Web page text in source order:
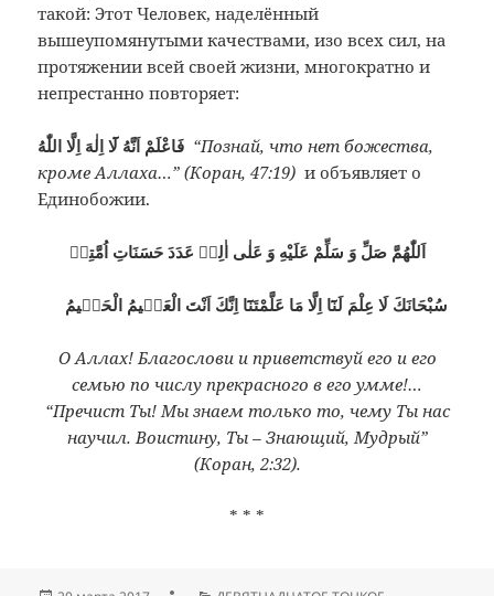
такой: Этот Человек, наделённый
вышеупомянутыми качествами, изо всех сил, на
протяжении всей своей жизни, многократно и
непрестанно повторяет:
فَاعْلَمْ اَنَّهُ لَٓا اِلٰهَ اِلَّا اللّٰهُ “Познай, что нет божества,
кроме Аллаха…” (Коран, 47:19) и объявляет о
Единобожии.
اَللّٰهُمَّ صَلِّ وَ سَلِّمْ عَلَيْهِ وَ عَلٰى اٰلِهٖ عَدَدَ حَسَنَاتِ اُمَّتِهٖ
سُبْحَانَكَ لَا عِلْمَ لَنَٓا اِلَّا مَا عَلَّمْتَنَٓا اِنَّكَ اَنْتَ الْعَلٖيمُ الْحَكٖيمُ
О Аллах! Благослови и приветствуй его и его
семью по числу прекрасного в его умме!…
“Пречист Ты! Мы знаем только то, чему Ты нас
научил. Воистину, Ты – Знающий, Мудрый”
(Коран, 2:32).
* * *